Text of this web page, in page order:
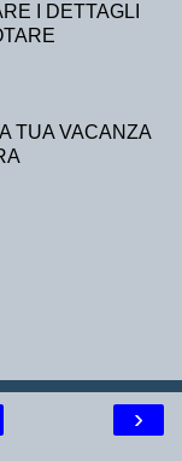
I DETTAGLI
TUA VACANZA
›